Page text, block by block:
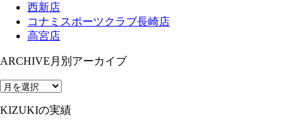
西新店
コナミスポーツクラブ長崎店
高宮店
ARCHIVE 月別アーカイブ
KIZUKIの実績